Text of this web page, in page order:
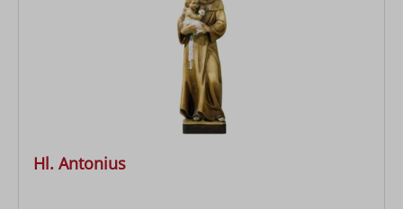
Hl. Antonius